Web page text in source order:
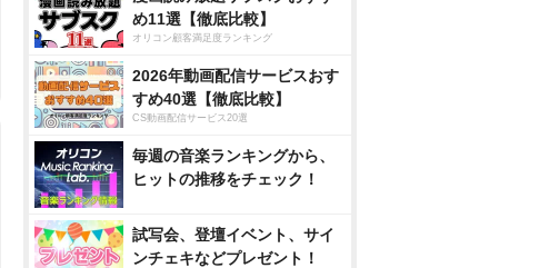
め11選【徹底比較】
オリコン顧客満足度ランキング
2026年動画配信サービスおす
すめ40選【徹底比較】
CS動画配信サービス20選
毎週の音楽ランキングから、
ヒットの推移をチェック！
試写会、登壇イベント、サイ
ンチェキなどプレゼント！